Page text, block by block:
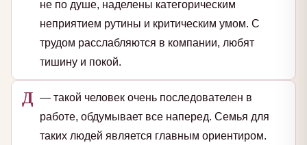
не по душе, наделены категорическим
неприятием рутины и критическим умом. С
трудом расслабляются в компании, любят
тишину и покой.
Д — такой человек очень последователен в
работе, обдумывает все наперед. Семья для
таких людей является главным ориентиром.